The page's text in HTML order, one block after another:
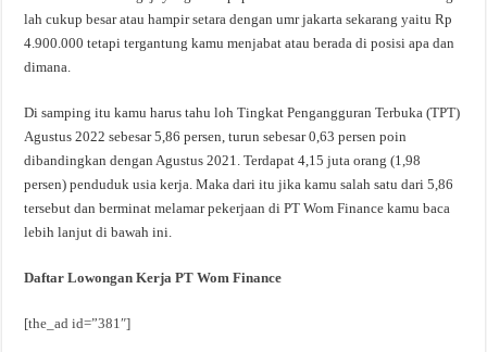
lah cukup besar atau hampir setara dengan umr jakarta sekarang yaitu Rp
4.900.000 tetapi tergantung kamu menjabat atau berada di posisi apa dan
dimana.
Di samping itu kamu harus tahu loh Tingkat Pengangguran Terbuka (TPT)
Agustus 2022 sebesar 5,86 persen, turun sebesar 0,63 persen poin
dibandingkan dengan Agustus 2021. Terdapat 4,15 juta orang (1,98
persen) penduduk usia kerja. Maka dari itu jika kamu salah satu dari 5,86
tersebut dan berminat melamar pekerjaan di PT Wom Finance kamu baca
lebih lanjut di bawah ini.
Daftar Lowongan Kerja PT Wom Finance
[the_ad id=”381″]